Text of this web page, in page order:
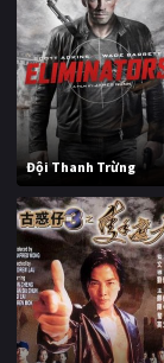
Đội Thanh Trừng